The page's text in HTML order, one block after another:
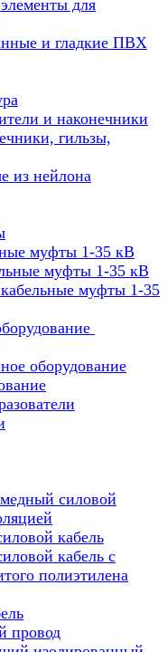
для
и гладкие ПВХ
и наконечники
гильзы,
из нейлона
муфты 1-35 кВ
муфты 1-35 кВ
муфты 1-35
оборудование
силовой
кабель
кабель с
полиэтилена
провод